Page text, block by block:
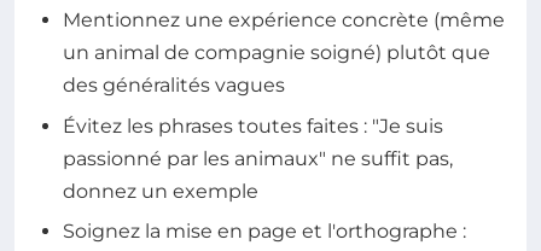
Mentionnez une expérience concrète (même
un animal de compagnie soigné) plutôt que
des généralités vagues
Évitez les phrases toutes faites : "Je suis
passionné par les animaux" ne suffit pas,
donnez un exemple
Soignez la mise en page et l'orthographe :